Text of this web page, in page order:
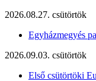
2026.08.27. csütörtök
Egyházmegyés
2026.09.03. csütörtök
Első csütörtöki